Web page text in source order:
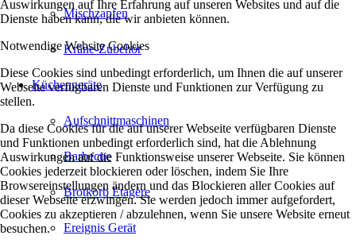
Mischzapfen
Kräne-Zubehör
Küchengeräte
Aufschnittmaschinen
Barbecue
Brotkorb Etagère
Ereignis Gerät
Auswirkungen auf Ihre Erfahrung auf unseren Websites und auf die
Dienste haben kann, die wir anbieten können.
Notwendige Website Cookies
Diese Cookies sind unbedingt erforderlich, um Ihnen die auf unserer
Webseite verfügbaren Dienste und Funktionen zur Verfügung zu
stellen.
Da diese Cookies für die auf unserer Webseite verfügbaren Dienste
und Funktionen unbedingt erforderlich sind, hat die Ablehnung
Auswirkungen auf die Funktionsweise unserer Webseite. Sie können
Cookies jederzeit blockieren oder löschen, indem Sie Ihre
Browsereinstellungen ändern und das Blockieren aller Cookies auf
dieser Webseite erzwingen. Sie werden jedoch immer aufgefordert,
Cookies zu akzeptieren / abzulehnen, wenn Sie unsere Website erneut
besuchen.